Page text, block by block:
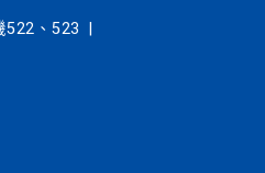
522、523